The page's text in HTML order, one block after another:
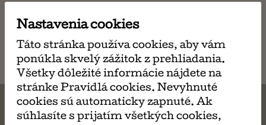
napísať
email
Nastavenia cookies
Táto stránka používa cookies, aby vám
ponúkla skvelý zážitok z prehliadania.
Všetky dôležité informácie nájdete na
stránke Pravidlá cookies. Nevyhnuté
cookies sú automaticky zapnuté. Ak
súhlasíte s prijatím všetkých cookies,